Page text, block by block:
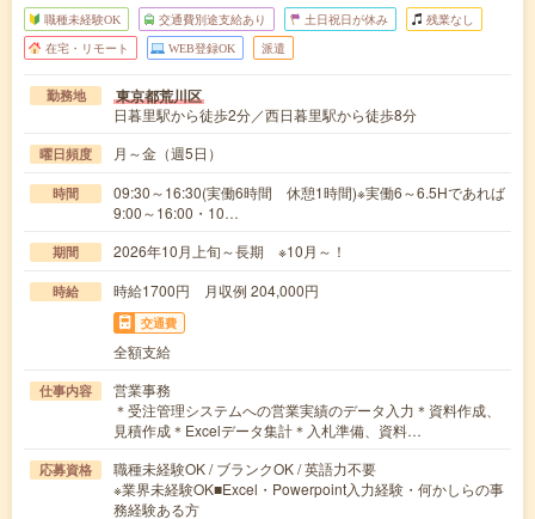
職種未経験OK 交通費別途支給あり 土日祝日が休み 残業なし
在宅・リモート WEB登録OK 派遣
勤務地 東京都荒川区
日暮里駅から徒歩2分／西日暮里駅から徒歩8分
曜日頻度 月～金（週5日）
時間
09:30～16:30(実働6時間 休憩1時間)※実働6～6.5Hであれば
9:00～16:00・10…
期間 2026年10月上旬～長期 ※10月～！
時給 時給1700円 月収例 204,000円
交通費
全額支給
仕事内容
営業事務
＊受注管理システムへの営業実績のデータ入力＊資料作成、
見積作成＊Excelデータ集計＊入札準備、資料…
応募資格
職種未経験OK / ブランクOK / 英語力不要
※業界未経験OK■Excel・Powerpoint入力経験・何かしらの事
務経験ある方